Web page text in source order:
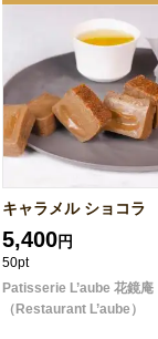
キャラメル ショコラ
5,400円
50pt
Patisserie L’aube 花鏡庵
（Restaurant L’aube）